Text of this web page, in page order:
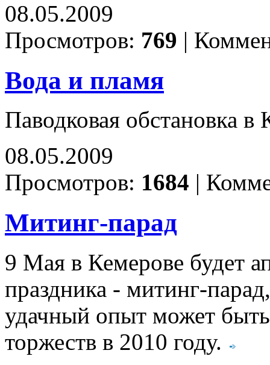
08.05.2009
Просмотров: 769 |
Вода и пламя
Паводковая обстановка в
08.05.2009
Просмотров: 1684 |
Митинг-парад
9 Мая в Кемерове будет
праздника - митинг-
удачный опыт может
торжеств в 2010 году.